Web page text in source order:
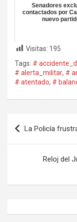
Senadores
contactados por
nuevo
Visitas: 195
Tags: #
# alerta_militar, #
# atentado, #
Navegación
de
entradas
La Policía
Reloj del